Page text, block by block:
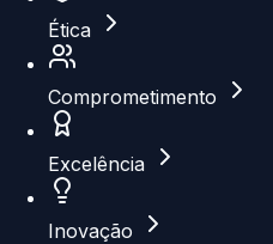
Ética
Comprometimento
Excelência
Inovação